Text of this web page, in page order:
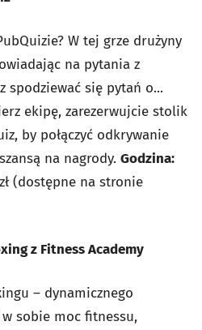
W tej grze drużyny
na pytania z
spodziewać się pytań o...
ekipę, zarezerwujcie stolik
by połączyć odkrywanie
na nagrody. Godzina:
(dostępne na stronie
z Fitness Academy
– dynamicznego
sobie moc fitnessu,